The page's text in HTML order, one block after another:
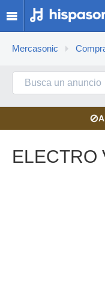
Mercasonic
⊘
ELECTRO